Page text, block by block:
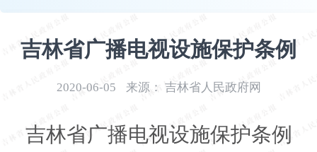
吉林省广播电视设施保护条例
2020-06-05 来源： 吉林省人民政府网
吉林省广播电视设施保护条例
加